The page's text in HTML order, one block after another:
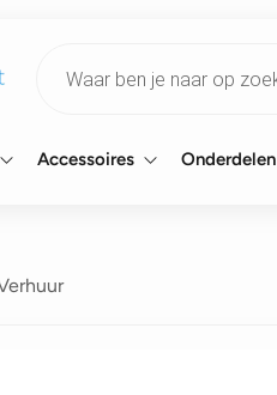
search
Accessoires Onderdelen